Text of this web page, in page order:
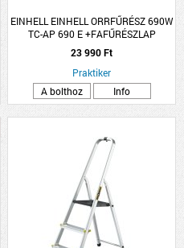
EINHELL EINHELL ORRFŰRÉSZ 690W
TC-AP 690 E +FAFŰRÉSZLAP
23 990 Ft
Praktiker
A bolthoz
Info